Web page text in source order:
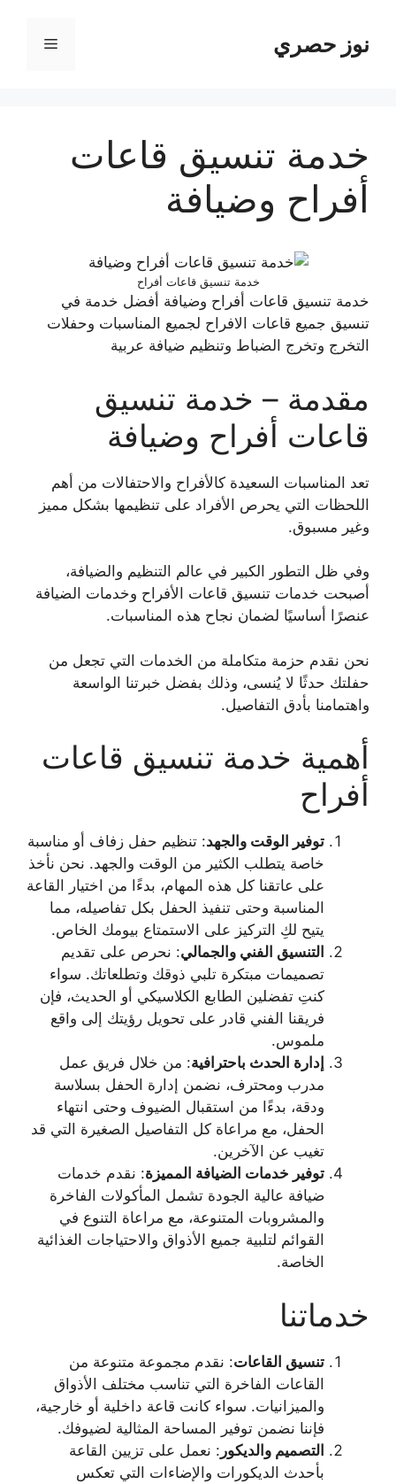
المحتوىنوز حصري القائمة
خدمة تنسيق قاعات
أفراح وضيافة
خدمة تنسيق قاعات أفراح
خدمة تنسيق قاعات أفراح وضيافة أفضل خدمة في
تنسيق جميع قاعات الافراح لجميع المناسبات وحفلات
التخرج وتخرج الضباط وتنظيم ضيافة عربية
مقدمة – خدمة تنسيق
قاعات أفراح وضيافة
تعد المناسبات السعيدة كالأفراح والاحتفالات من أهم
اللحظات التي يحرص الأفراد على تنظيمها بشكل مميز
وغير مسبوق.
وفي ظل التطور الكبير في عالم التنظيم والضيافة،
أصبحت خدمات تنسيق قاعات الأفراح وخدمات الضيافة
عنصرًا أساسيًا لضمان نجاح هذه المناسبات.
نحن نقدم حزمة متكاملة من الخدمات التي تجعل من
حفلتك حدثًا لا يُنسى، وذلك بفضل خبرتنا الواسعة
واهتمامنا بأدق التفاصيل.
أهمية خدمة تنسيق قاعات
أفراح
توفير الوقت والجهد: تنظيم حفل زفاف أو مناسبة
خاصة يتطلب الكثير من الوقت والجهد. نحن نأخذ
على عاتقنا كل هذه المهام، بدءًا من اختيار القاعة
المناسبة وحتى تنفيذ الحفل بكل تفاصيله، مما
يتيح لكِ التركيز على الاستمتاع بيومك الخاص.
التنسيق الفني والجمالي: نحرص على تقديم
تصميمات مبتكرة تلبي ذوقك وتطلعاتك. سواء
كنتِ تفضلين الطابع الكلاسيكي أو الحديث، فإن
فريقنا الفني قادر على تحويل رؤيتك إلى واقع
ملموس.
إدارة الحدث باحترافية: من خلال فريق عمل
مدرب ومحترف، نضمن إدارة الحفل بسلاسة
ودقة، بدءًا من استقبال الضيوف وحتى انتهاء
الحفل، مع مراعاة كل التفاصيل الصغيرة التي قد
تغيب عن الآخرين.
توفير خدمات الضيافة المميزة: نقدم خدمات
ضيافة عالية الجودة تشمل المأكولات الفاخرة
والمشروبات المتنوعة، مع مراعاة التنوع في
القوائم لتلبية جميع الأذواق والاحتياجات الغذائية
الخاصة.
خدماتنا
تنسيق القاعات: نقدم مجموعة متنوعة من
القاعات الفاخرة التي تناسب مختلف الأذواق
والميزانيات. سواء كانت قاعة داخلية أو خارجية،
فإننا نضمن توفير المساحة المثالية لضيوفك.
التصميم والديكور : نعمل على تزيين القاعة
بأحدث الديكورات والإضاءات التي تعكس